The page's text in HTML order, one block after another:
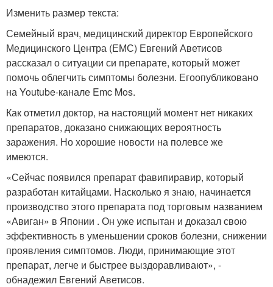
Изменить размер текста:
Семейный врач, медицинский директор Европейского
Медицинского Центра (ЕМС) Евгений Аветисов
рассказал о ситуации си препарате, который может
помочь облегчить симптомы болезни. Егоопубликовано
на Youtube-канале Emc Mos.
Как отметил доктор, на настоящий момент нет никаких
препаратов, доказано снижающих вероятность
заражения. Но хорошие новости на полевсе же
имеются.
«Сейчас появился препарат фавипиравир, который
разработан китайцами. Насколько я знаю, начинается
производство этого препарата под торговым названием
«Авиган» в Японии . Он уже испытан и доказал свою
эффективность в уменьшении сроков болезни, снижении
проявления симптомов. Люди, принимающие этот
препарат, легче и быстрее выздоравливают», -
обнадежил Евгений Аветисов.